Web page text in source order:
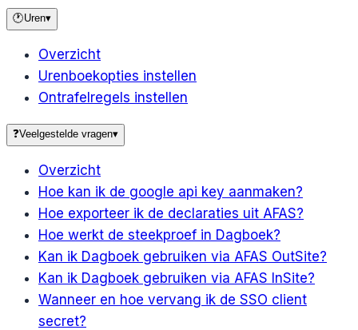
🕐Uren▾
Overzicht
Urenboekopties instellen
Ontrafelregels instellen
❓Veelgestelde vragen▾
Overzicht
Hoe kan ik de google api key aanmaken?
Hoe exporteer ik de declaraties uit AFAS?
Hoe werkt de steekproef in Dagboek?
Kan ik Dagboek gebruiken via AFAS OutSite?
Kan ik Dagboek gebruiken via AFAS InSite?
Wanneer en hoe vervang ik de SSO client
secret?